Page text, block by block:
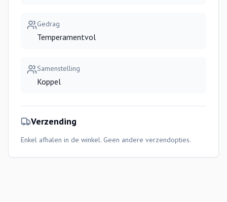
Gedrag
Temperamentvol
Samenstelling
Koppel
Verzending
Enkel afhalen in de winkel. Geen andere verzendopties.